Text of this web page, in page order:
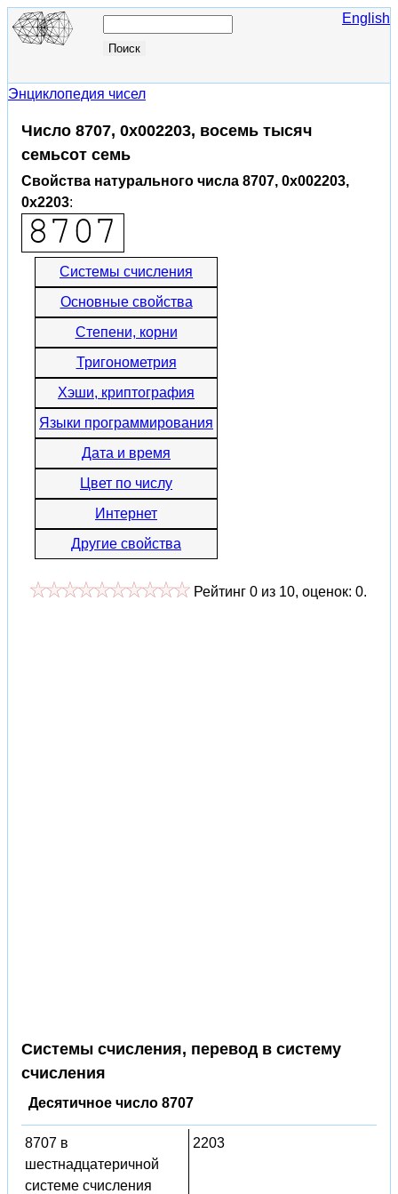
English
Энциклопедия чисел
Число 8707, 0x002203, восемь тысяч
семьсот семь
Свойства натурального числа 8707, 0x002203,
0x2203:
Системы счисления
Основные свойства
Степени, корни
Тригонометрия
Хэши, криптография
Языки программирования
Дата и время
Цвет по числу
Интернет
Другие свойства
Рейтинг 0 из 10, оценок: 0.
Системы счисления, перевод в систему
счисления
Десятичное число 8707
8707 в
шестнадцатеричной
системе счисления
2203